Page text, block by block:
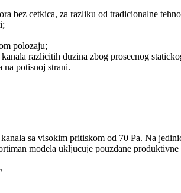
bez cetkica, za razliku od tradicionalne
polozaju;
razlicitih duzina zbog prosecnog
na potisnoj strani.
sa visokim pritiskom od 70 Pa. Na
modela ukljucuje pouzdane